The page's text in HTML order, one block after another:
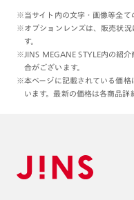
※当サイト内の文字・画像等全て
※オプションレンズは、販売状況
す。
※JINS MEGANE STYLE内の紹
合がございます。
※本ページに記載されている価格
います。最新の価格は各商品詳